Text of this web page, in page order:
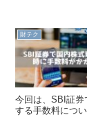
財テク
今回は、SBI証券
する手数料につ